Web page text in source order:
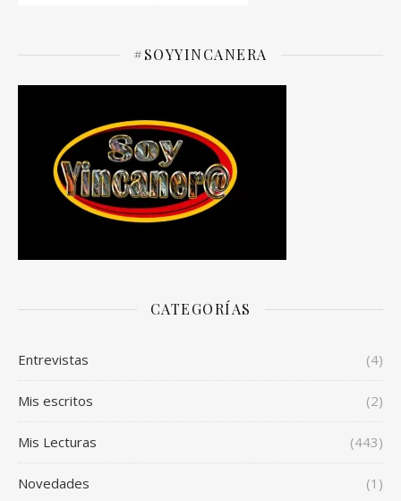
#SOYYINCANERA
CATEGORÍAS
Entrevistas (4)
Mis escritos (2)
Mis Lecturas (443)
Novedades (1)